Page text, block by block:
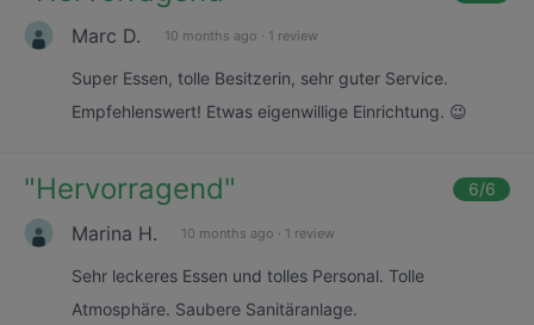
Marc D. 10 months ago · 1 review
Super Essen, tolle Besitzerin, sehr guter Service.
Empfehlenswert! Etwas eigenwillige Einrichtung. 😉
"Hervorragend" 6/6
Marina H. 10 months ago · 1 review
Sehr leckeres Essen und tolles Personal. Tolle
Atmosphäre. Saubere Sanitäranlage.